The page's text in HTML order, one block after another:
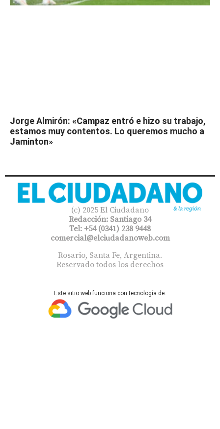
Jorge Almirón: «Campaz entró e hizo su trabajo,
estamos muy contentos. Lo queremos mucho a
Jaminton»
(c) 2025 El Ciudadano
Redacción: Santiago 34
Tel: +54 (0341) 238 9448
comercial@elciudadanoweb.com​
Rosario, Santa Fe, Argentina.
Reservado todos los derechos
Este sitio web funciona con tecnología de: